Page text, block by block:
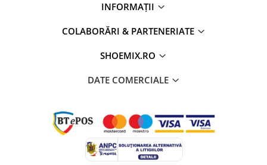
INFORMAȚII
COLABORĂRI & PARTENERIATE
SHOEMIX.RO
DATE COMERCIALE